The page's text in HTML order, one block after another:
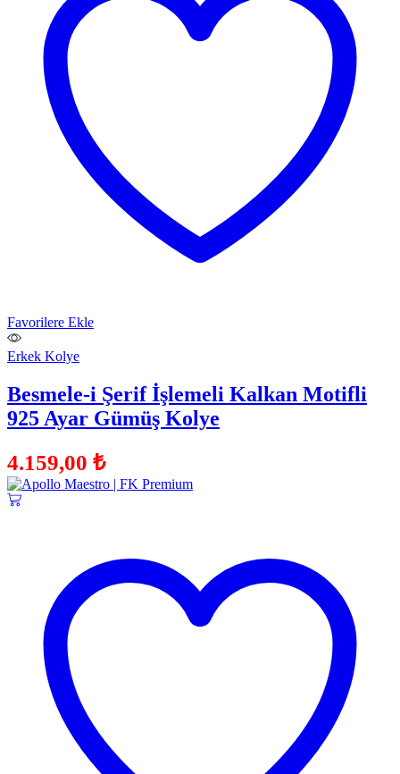
Favorilere Ekle
Erkek Kolye
Besmele-i Şerif İşlemeli Kalkan Motifli
925 Ayar Gümüş Kolye
4.159,00 ₺